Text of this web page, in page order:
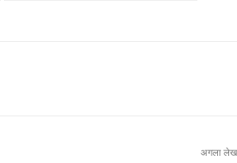
अगला लेख